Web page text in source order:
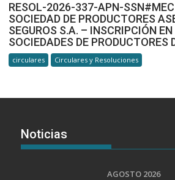
RESOL-2026-337-APN-SSN#MEC
SOCIEDAD DE PRODUCTORES
SEGUROS S.A. – INSCRIPCIÓN
SOCIEDADES DE PRODUCTORES
circulares Circulares y Resoluciones
Noticias
AGOSTO 2026